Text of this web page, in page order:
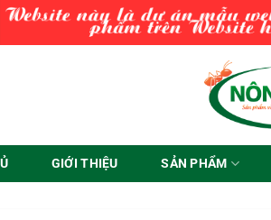
GIỚI THIỆU SẢN PHẨM